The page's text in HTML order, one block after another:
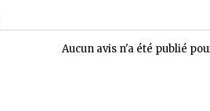
Aucun avis n'a été publié